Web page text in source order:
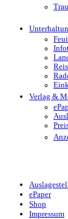
Verlag &
ePaper
Shop
Impressum